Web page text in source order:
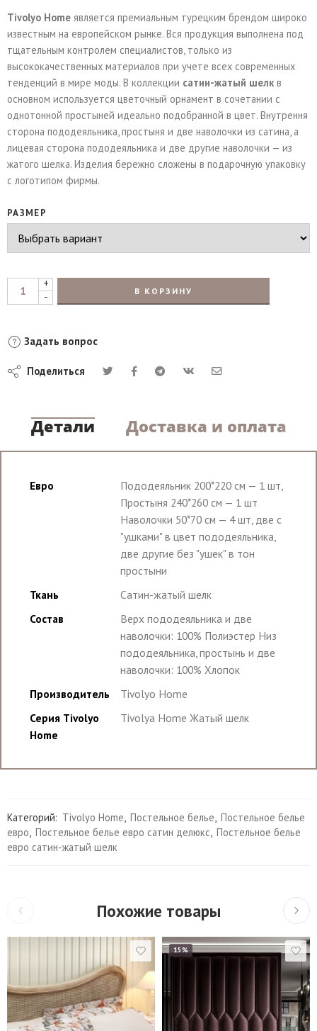
Tivolyo Home является премиальным турецким брендом широко
известным на европейском рынке. Вся продукция выполнена под
тщательным контролем специалистов, только из
высококачественных материалов при учете всех современных
тенденций в мире моды. В коллекции сатин-жатый шелк в
основном используется цветочный орнамент в сочетании с
однотонной простыней идеально подобранной в цвет. Внутрення
сторона пододеяльника, простыня и две наволочки из сатина, а
лицевая сторона пододеяльника и две другие наволочки — из
жатого шелка. Изделия бережно сложены в подарочную упаковку
с логотипом фирмы.
РАЗМЕР
+
-
В КОРЗИНУ
Задать вопрос
Поделиться
Детали Доставка и оплата
Евро
Пододеяльник 200*220 см — 1 шт,
Простыня 240*260 см — 1 шт
Наволочки 50*70 см — 4 шт, две с
"ушками" в цвет пододеяльника,
две другие без "ушек" в тон
простыни
Ткань
Сатин-жатый шелк
Состав
Верх пододеяльника и две
наволочки: 100% Полиэстер Низ
пододеяльника, простынь и две
наволочки: 100% Хлопок
Производитель
Tivolyo Home
Серия Tivolyo
Home
Tivolya Home Жатый шелк
Категорий: Tivolyo Home, Постельное белье, Постельное белье
евро, Постельное белье евро сатин делюкс, Постельное белье
евро сатин-жатый шелк
Похожие товары
15%